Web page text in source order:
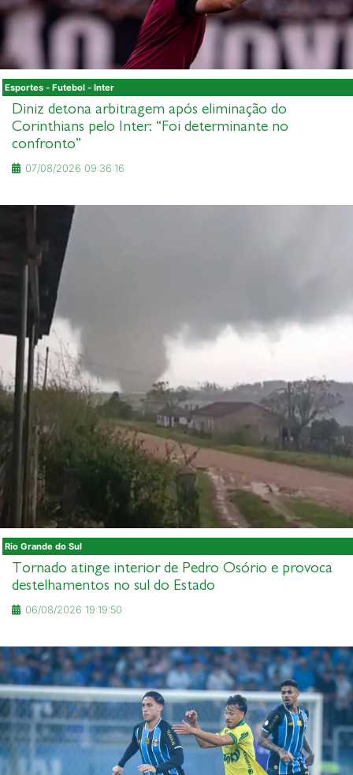
Esportes - Futebol - Inter
Diniz detona arbitragem após eliminação do
Corinthians pelo Inter: “Foi determinante no
confronto”
07/08/2026 09:36:16
Rio Grande do Sul
Tornado atinge interior de Pedro Osório e provoca
destelhamentos no sul do Estado
06/08/2026 19:19:50